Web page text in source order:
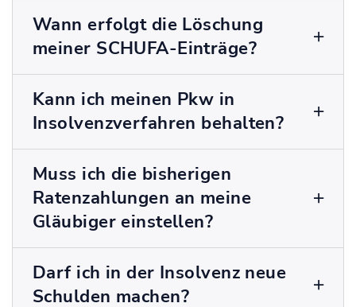
Wann erfolgt die Löschung
meiner SCHUFA-Einträge?
Kann ich meinen Pkw in
Insolvenzverfahren behalten?
Muss ich die bisherigen
Ratenzahlungen an meine
Gläubiger einstellen?
Darf ich in der Insolvenz neue
Schulden machen?